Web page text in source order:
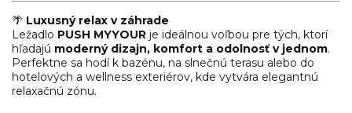
🌴 Luxusný relax v záhrade
Ležadlo PUSH MYYOUR je ideálnou voľbou pre tých, ktorí
hľadajú moderný dizajn, komfort a odolnosť v jednom.
Perfektne sa hodí k bazénu, na slnečnú terasu alebo do
hotelových a wellness exteriérov, kde vytvára elegantnú
relaxačnú zónu.